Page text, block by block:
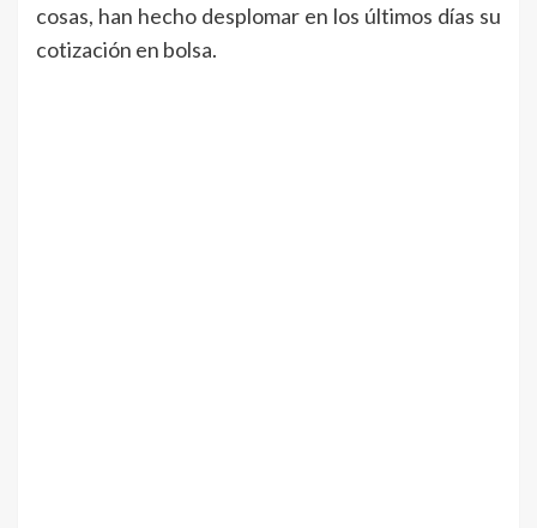
cosas, han hecho desplomar en los últimos días su
cotización en bolsa.